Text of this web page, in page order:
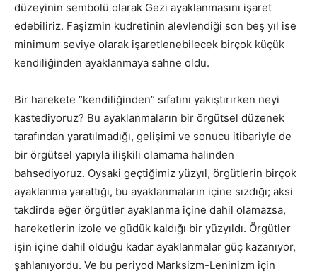
düzeyinin sembolü olarak Gezi ayaklanmasını işaret
edebiliriz. Faşizmin kudretinin alevlendiği son beş yıl ise
minimum seviye olarak işaretlenebilecek birçok küçük
kendiliğinden ayaklanmaya sahne oldu.
Bir harekete “kendiliğinden” sıfatını yakıştırırken neyi
kastediyoruz? Bu ayaklanmaların bir örgütsel düzenek
tarafından yaratılmadığı, gelişimi ve sonucu itibariyle de
bir örgütsel yapıyla ilişkili olamama halinden
bahsediyoruz. Oysaki geçtiğimiz yüzyıl, örgütlerin birçok
ayaklanma yarattığı, bu ayaklanmaların içine sızdığı; aksi
takdirde eğer örgütler ayaklanma içine dahil olamazsa,
hareketlerin izole ve güdük kaldığı bir yüzyıldı. Örgütler
işin içine dahil olduğu kadar ayaklanmalar güç kazanıyor,
şahlanıyordu. Ve bu periyod Marksizm-Leninizm için